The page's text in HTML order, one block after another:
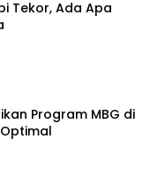
Tekor, Ada Apa
Program MBG di